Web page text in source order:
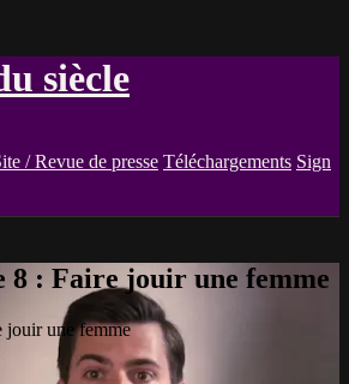
siècle
/ Revue de presse Téléchargements Sign
8 : Faire jouir une femme
jouir une femme